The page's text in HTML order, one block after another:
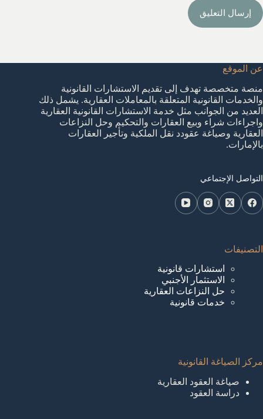
إرسال التعليق
عن الموقع
منصة متخصصة تهدف إلى تقديم الاستشارات القانونية
والخدمات القانونية المتعلقة بالمعاملات العقارية. يشمل ذلك
العديد من الجوانب مثل خدمة الاستشارات القانونية العقارية
واجراءات شراء وبيع العقارات والتحكيم وحل النزاعات
العقارية وصياغة عقودد نقل الملكية وتأجير العقارات
بالإمارات.
التواصل الإجتماعي
التصنيفات
استشارات قانونية
الاستثمار الأجنبي
حل النزاعات العقارية
خدمات قانونية
مركز الصياغة القانونية
صياغة العقود العقارية
دراسة العقود